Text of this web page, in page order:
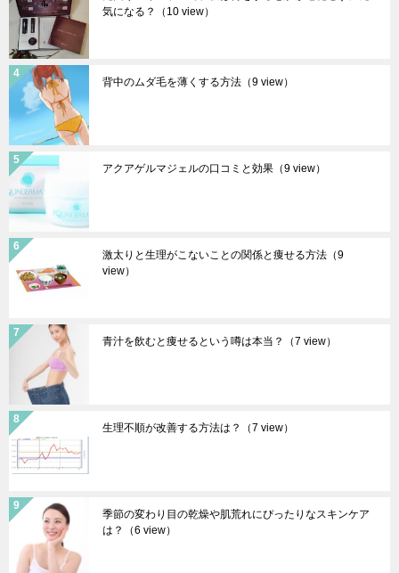
気になる？
（10 view）
背中のムダ毛を薄くする方法 （9 view）
アクアゲルマジェルの口コミと効果 （9 view）
激太りと生理がこないことの関係と痩せる方法 （9
view）
青汁を飲むと痩せるという噂は本当？ （7 view）
生理不順が改善する方法は？ （7 view）
季節の変わり目の乾燥や肌荒れにぴったりなスキンケア
は？
（6 view）